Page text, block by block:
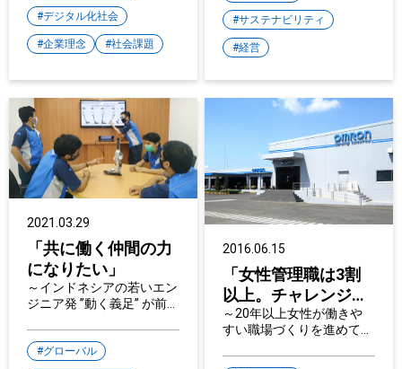
デジタル化社会
企業理念 社会課題
サステナビリティ
経営
2021.03.29
「共に働く仲間の力
になりたい」
～インドネシアの若いエン
ジニア発 ”動く義足” が前
グローバル
2016.06.15
「女性管理職は3割
以上。チャレンジす
る能力ある全ての社
員に、キャリアアッ
プのチャンスを。」
～20年以上女性が働きや
すい職場づくりを進めてき